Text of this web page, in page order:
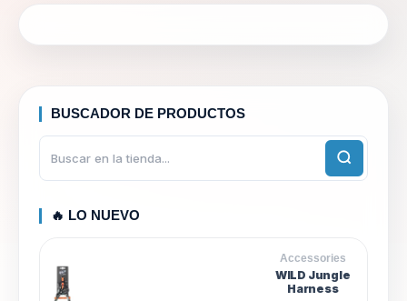
BUSCADOR DE PRODUCTOS
🔥 LO NUEVO
Accessories
WILD Jungle
Harness